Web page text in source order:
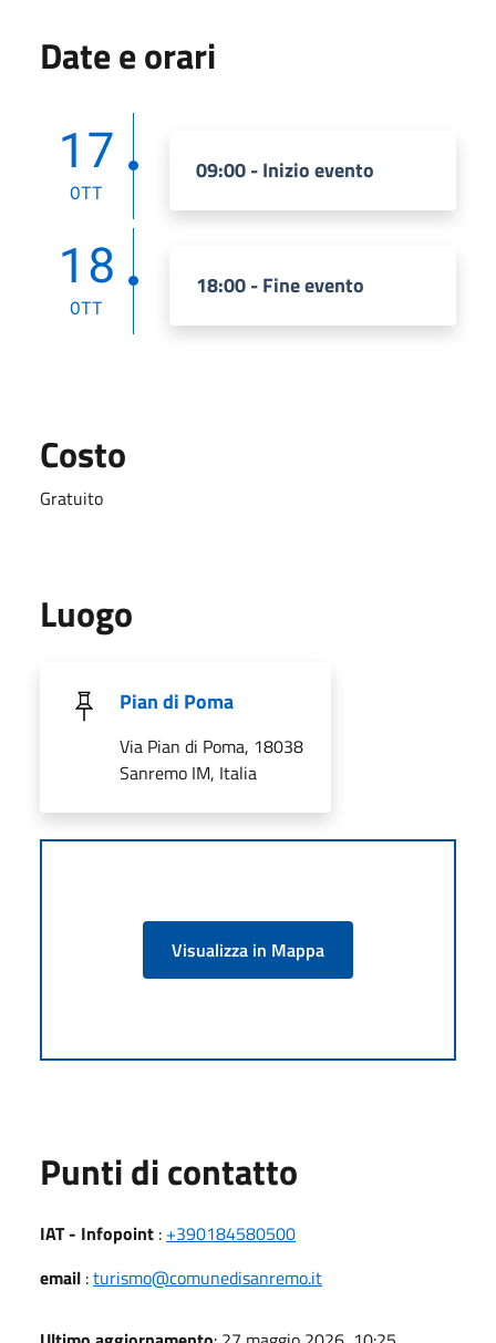
Date e orari
17
OTT
09:00 - Inizio evento
18
OTT
18:00 - Fine evento
Costo
Gratuito
Luogo
Pian di Poma
Via Pian di Poma, 18038
Sanremo IM, Italia
Visualizza in Mappa
Punti di contatto
IAT - Infopoint : +390184580500
email :turismo@comunedisanremo.it